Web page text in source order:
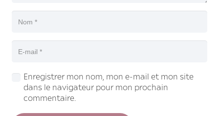
Enregistrer mon nom, mon e-mail et mon site
dans le navigateur pour mon prochain
commentaire.